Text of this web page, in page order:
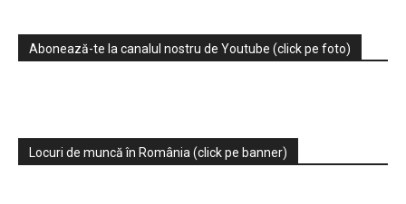
Abonează-te la canalul nostru de Youtube (click pe foto)
Locuri de muncă în România (click pe banner)